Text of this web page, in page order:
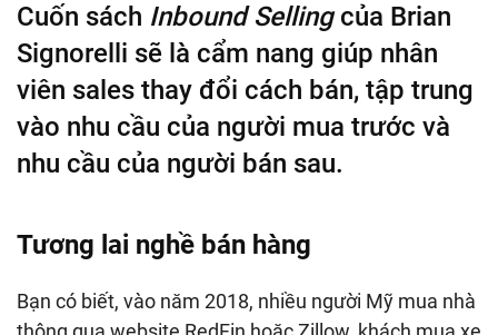
Cuốn sách Inbound Sellingcủa Brian
Signorelli sẽ là cẩm nang giúp nhân
viên sales thay đổi cách bán, tập trung
vào nhu cầu của người mua trước và
nhu cầu của người bán sau.
Tương lai nghề bán hàng
Bạn có biết, vào năm 2018, nhiều người Mỹ mua nhà